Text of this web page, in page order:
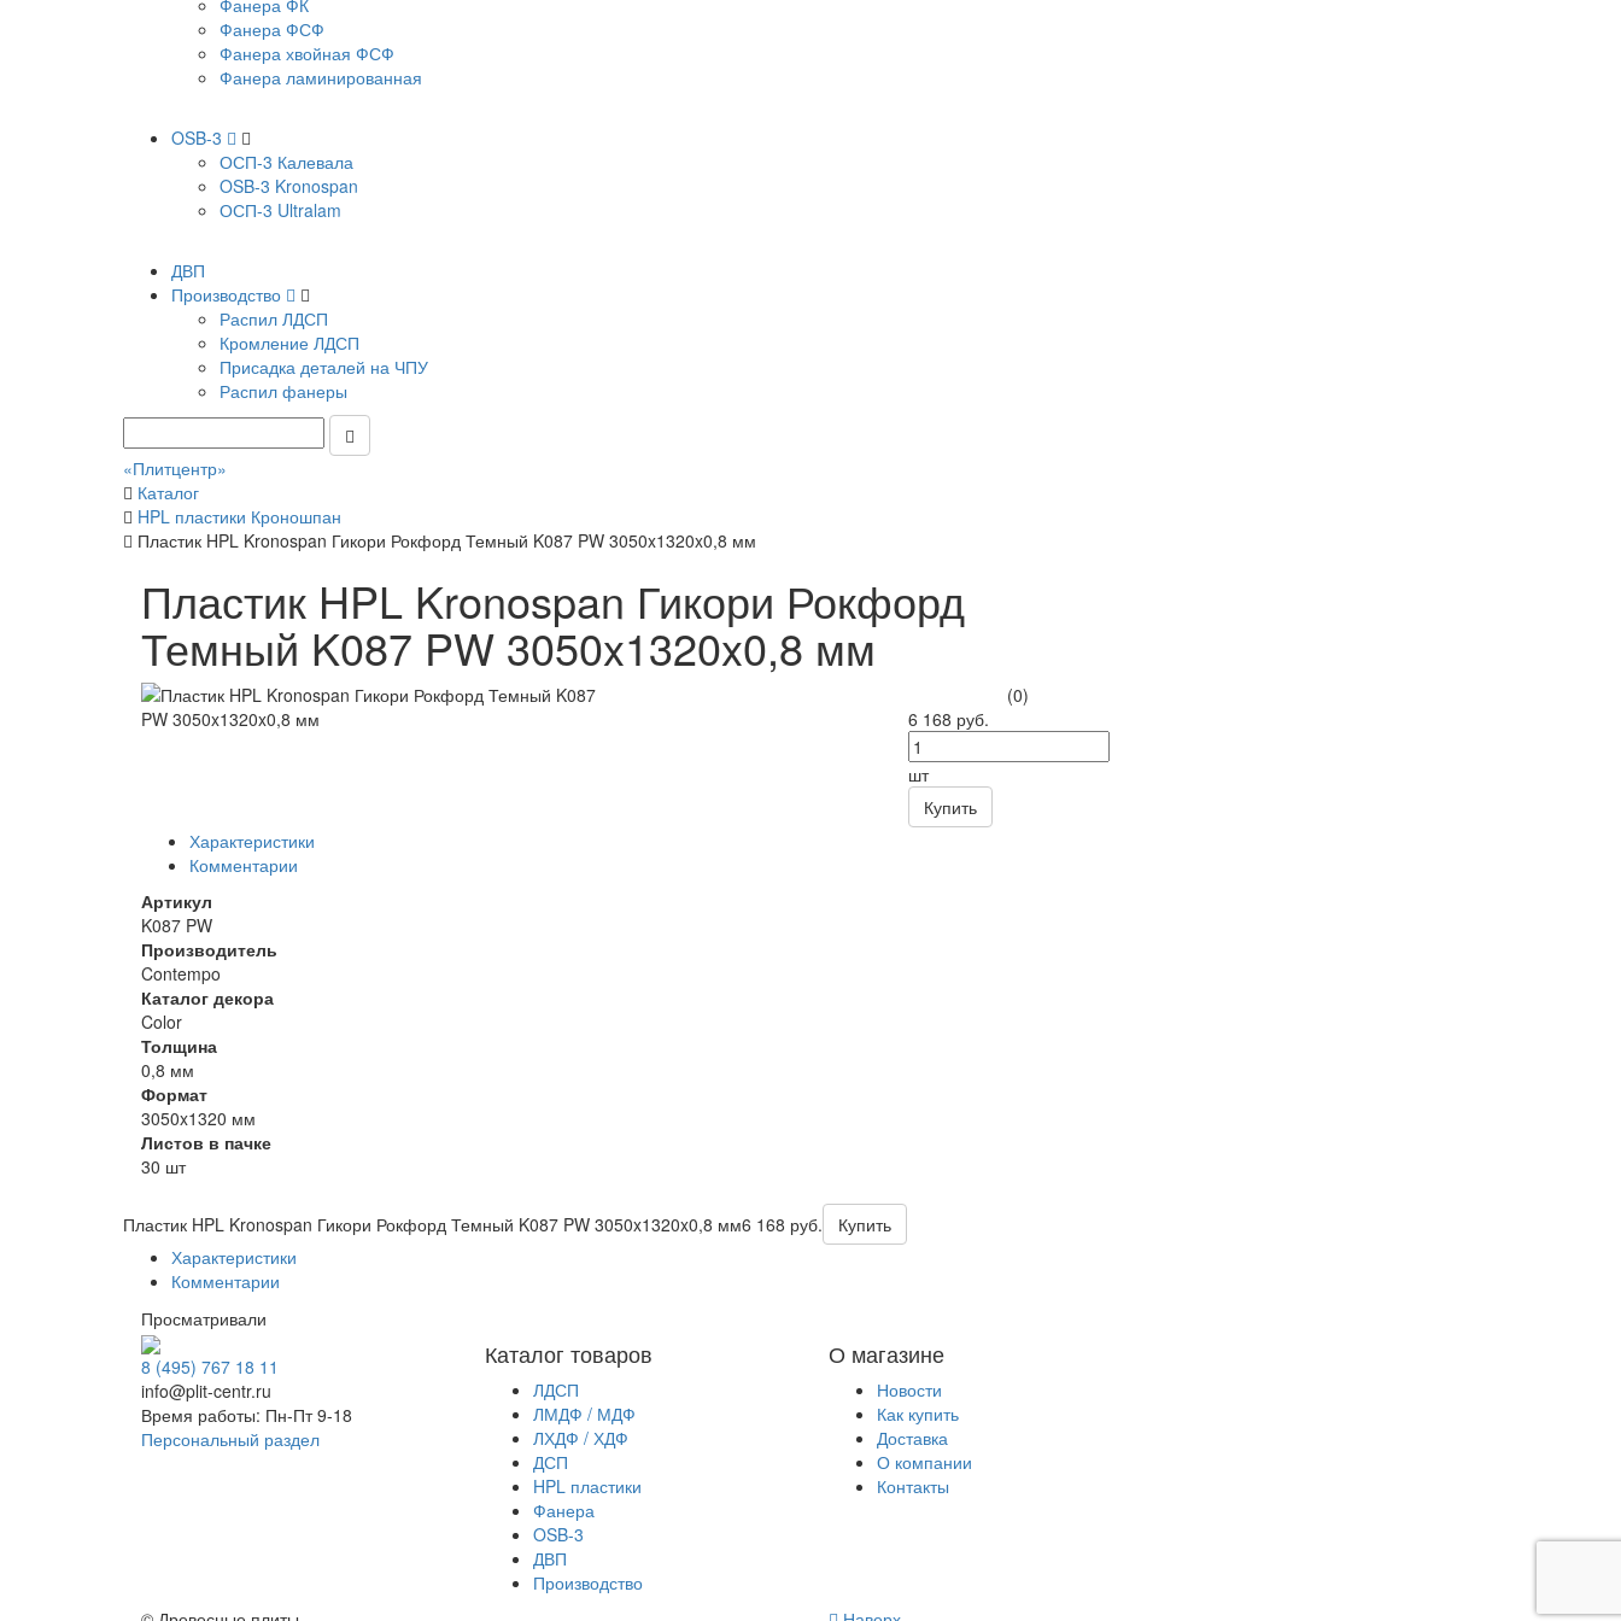
Фанера ФК
Фанера ФСФ
Фанера хвойная ФСФ
Фанера ламинированная
OSB-3
ОСП-3 Калевала
OSB-3 Kronospan
ОСП-3 Ultralam
ДВП
Производство
Распил ЛДСП
Кромление ЛДСП
Присадка деталей на ЧПУ
Распил фанеры
«Плитцентр»
Каталог
HPL пластики Кроношпан
Пластик HPL Kronospan Гикори Рокфорд Темный K087 PW 3050x1320x0,8 мм
Пластик HPL Kronospan Гикори Рокфорд
Темный K087 PW 3050x1320x0,8 мм
(0)
6 168 руб.
шт
Купить
Характеристики
Комментарии
Артикул
K087 PW
Производитель
Contempo
Каталог декора
Color
Толщина
0,8 мм
Формат
3050x1320 мм
Листов в пачке
30 шт
Пластик HPL Kronospan Гикори Рокфорд Темный K087 PW 3050x1320x0,8 мм6 168 руб.
Купить
Характеристики
Комментарии
Просматривали
О магазине
Новости
Как купить
Доставка
О компании
Контакты
Каталог товаров
ЛДСП
ЛМДФ / МДФ
ЛХДФ / ХДФ
ДСП
HPL пластики
Фанера
OSB-3
ДВП
Производство
8 (495) 767 18 11
info@plit-centr.ru
Время работы: Пн-Пт 9-18
Персональный раздел